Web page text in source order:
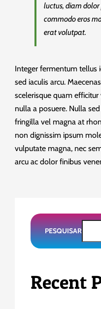
luctus, diam
commodo eros
erat volutpat.
Integer fermentum tellus
sed iaculis arcu.
scelerisque quam
nulla a posuere. Nulla
fringilla vel magna at
non dignissim ipsum
vulputate magna, nec
arcu ac dolor finibus
PESQUISAR
Recent